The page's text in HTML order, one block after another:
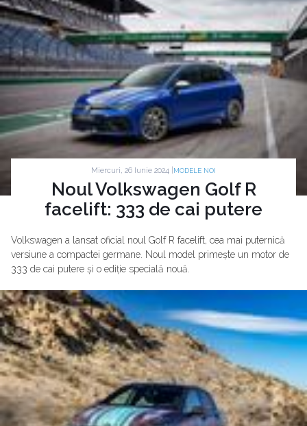
Miercuri, 26 Iunie 2024 | MODELE NOI
Noul Volkswagen Golf R
facelift: 333 de cai putere
Volkswagen a lansat oficial noul Golf R facelift, cea mai puternică
versiune a compactei germane. Noul model primește un motor de
333 de cai putere și o ediție specială nouă.